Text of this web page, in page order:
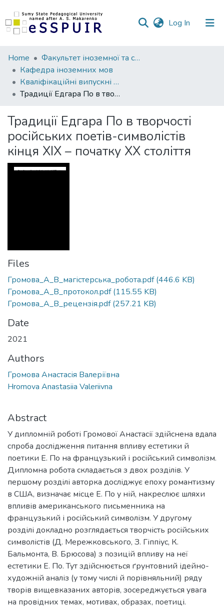
Log In (current)
Communities
&
Collections
All of DSpace
Statistics
Home
Факультет іноземної та слов’янської філології
Кафедра іноземних мов
Кваліфікаційні випускні роботи здобувачів вищої освіти
Традиції Едгара По в творчості російських поетів-символістів кінця XIX – початку XX століття
Традиції Едгара По в творчості
російських поетів-символістів
кінця XIX – початку XX століття
Files
Громова_А_В_магістерська_робота.pdf(446.6 KB)
Громова_А_В_протокол.pdf(115.55 KB)
Громова_А_В_рецензія.pdf(257.21 KB)
Date
2021
Authors
Громова Анастасія Валеріївна
Hromova Anastasiia Valeriivna
Abstract
У дипломній роботі Громової Анастасії здійснена вдала
спроба дослідження питання впливу естетики й
поетики Е. По на французький і російський символізм.
Дипломна робота складається з двох розділів. У
першому розділі авторка досліджує епоху романтизму
в США, визначає місце Е. По у ній, накреслює шляхи
впливів американського письменника на
французький і російський символізм. У другому
розділі докладно розглядається творчість російських
символістів (Д. Мережковського, З. Гіппіус, К.
Бальмонта, В. Брюсова) з позицій впливу на неї
естетики Е. По. Тут здійснюється ґрунтовний ідейно-
художній аналіз (у тому числі й порівняльний) ряду
творів вищевказаних авторів, зосереджується увага
на провідних темах, мотивах, образах, поетиці.